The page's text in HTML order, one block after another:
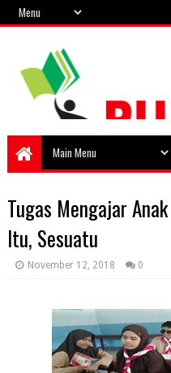
Tugas Mengajar
Itu, Sesuatu
November 12, 2018 0